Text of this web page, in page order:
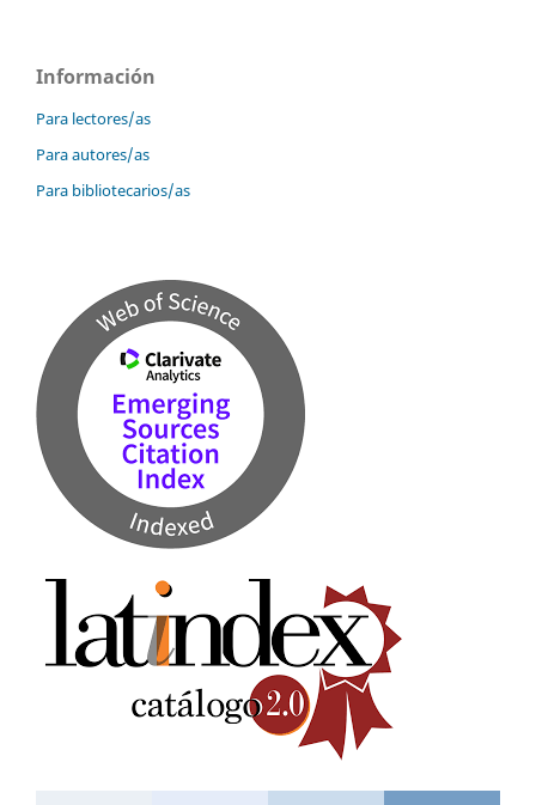
Información
Para lectores/as
Para autores/as
Para bibliotecarios/as